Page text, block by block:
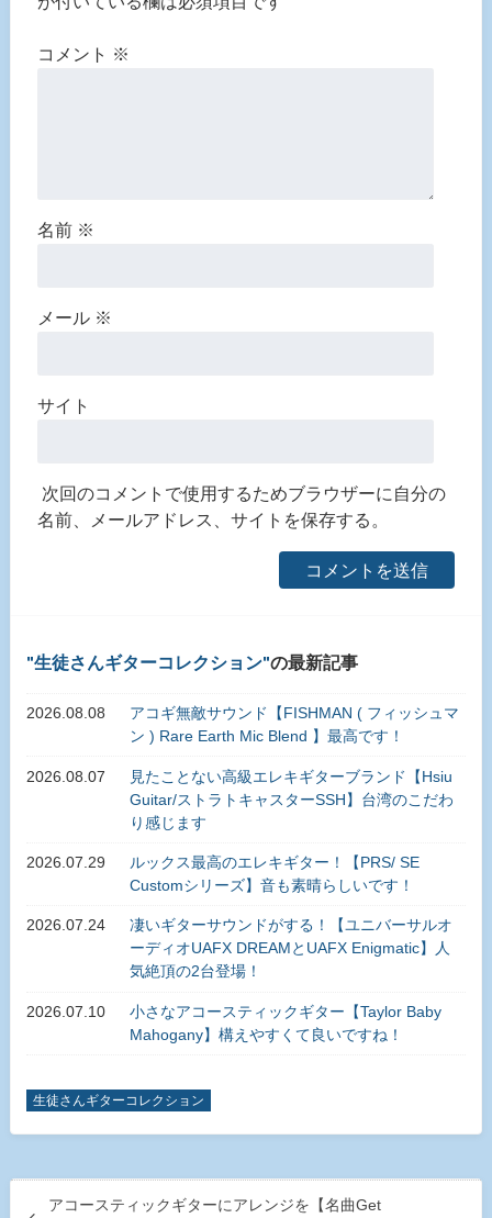
コメント ※
名前 ※
メール ※
サイト
次回のコメントで使用するためブラウザーに自分の
名前、メールアドレス、サイトを保存する。
生徒さんギターコレクション の最新記事
2026.08.08
アコギ無敵サウンド【FISHMAN ( フィッシュマ
ン ) Rare Earth Mic Blend 】最高です！
2026.08.07
見たことない高級エレキギターブランド【Hsiu
Guitar/ストラトキャスターSSH】台湾のこだわ
り感じます
2026.07.29
ルックス最高のエレキギター！【PRS/ SE
Customシリーズ】音も素晴らしいです！
2026.07.24
凄いギターサウンドがする！【ユニバーサルオ
ーディオUAFX DREAMとUAFX Enigmatic】人
気絶頂の2台登場！
2026.07.10
小さなアコースティックギター【Taylor Baby
Mahogany】構えやすくて良いですね！
生徒さんギターコレクション
アコースティックギターにアレンジを【名曲Get